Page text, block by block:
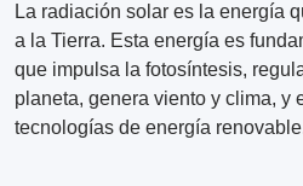
La radiación solar es la energía
a la Tierra. Esta energía es
que impulsa la fotosíntesis,
planeta, genera viento y clima, y
tecnologías de energía